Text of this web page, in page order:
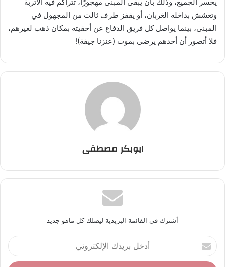
وتعشش بداخله الغربان، أو يقفز طرف ثالث من المجهول في
المبنى، بينما يواصل كل فريق الدفاع عن أحقيته بمكان ذهب لغيرهم،
فلا أتصور أن أحدهم يرضى بموت (عنزنا جيفة)!
ابوبكر مصطفى
أشترك في القائمة البريدية ليصلك كل ماهو جديد
أ
د
خ